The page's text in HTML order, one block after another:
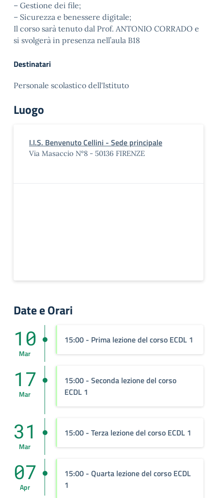
– Gestione dei file;
– Sicurezza e benessere digitale;
Il corso sarà tenuto dal Prof. ANTONIO CORRADO e
si svolgerà in presenza nell’aula B18
Destinatari
Personale scolastico dell'Istituto
Luogo
I.I.S. Benvenuto Cellini - Sede principale
Via Masaccio N°8 - 50136 FIRENZE
Date e Orari
10
Mar
15:00 - Prima lezione del corso ECDL 1
17
Mar
15:00 - Seconda lezione del corso
ECDL 1
31
Mar
15:00 - Terza lezione del corso ECDL 1
07
Apr
15:00 - Quarta lezione del corso ECDL
1